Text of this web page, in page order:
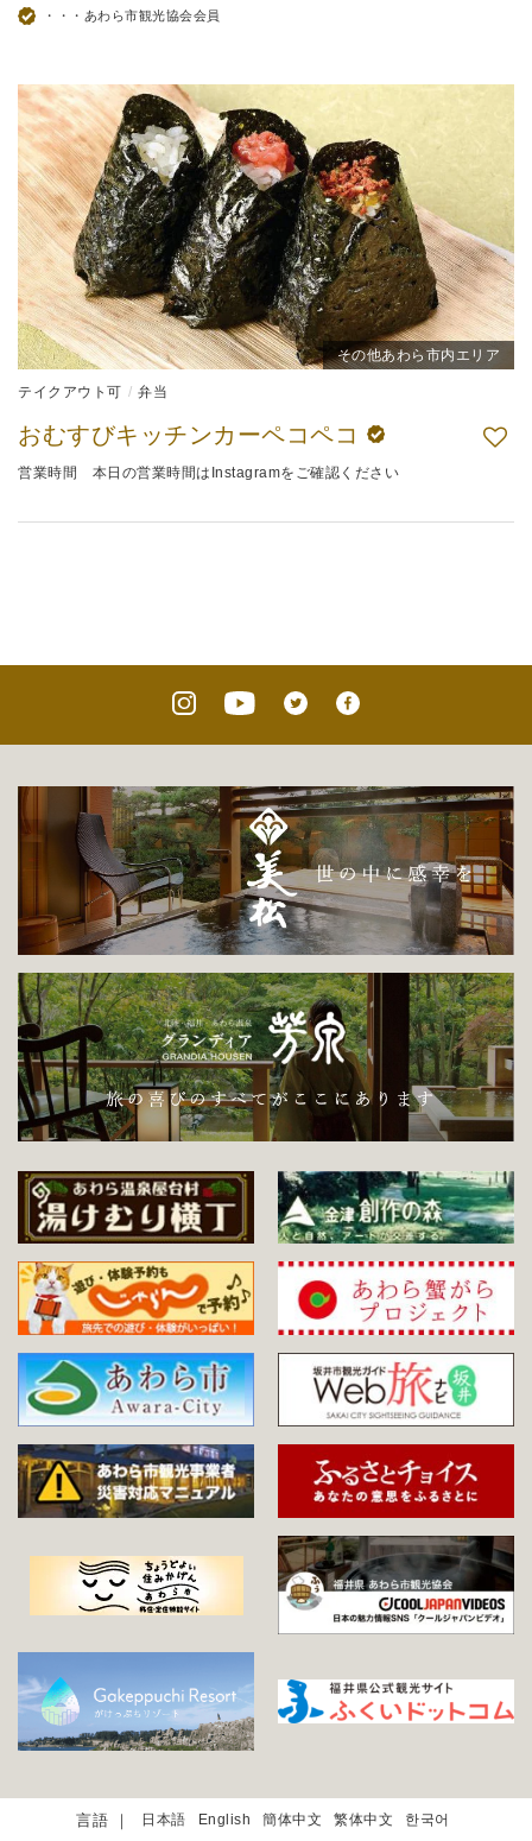
・・・あわら市観光協会会員
その他あわら市内エリア
テイクアウト可 弁当
おむすびキッチンカーペコペコ
営業時間 本日の営業時間はInstagramをご確認ください
日本語 English 簡体中文 繁体中文 한국어